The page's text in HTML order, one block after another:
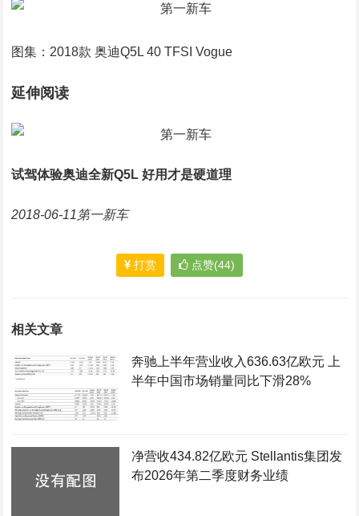
图集：2018款 奥迪Q5L 40 TFSI Vogue
延伸阅读
试驾体验奥迪全新Q5L 好用才是硬道理
2018-06-11第一新车
打赏 点赞(44)
相关文章
奔驰上半年营业收入636.63亿欧元 上
半年中国市场销量同比下滑28%
净营收434.82亿欧元 Stellantis集团发
布2026年第二季度财务业绩